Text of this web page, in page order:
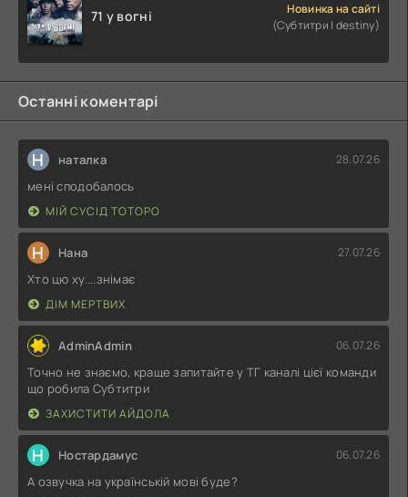
71 у вогні
Новинка на сайті
(Субтитри | destiny)
Останні коментарі
Н наталка 28.07.26
мені сподобалось
МІЙ СУСІД ТОТОРО
Н Нана 27.07.26
Хто цю ху....знімає
ДІМ МЕРТВИХ
AdminAdmin 06.07.26
Точно не знаємо, краще запитайте у ТГ каналі цієї команди
що робила Субтитри
ЗАХИСТИТИ АЙДОЛА
Н Ностардамус 06.07.26
А озвучка на українській мові буде?